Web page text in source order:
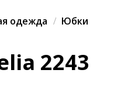
одежда Юбки
2243